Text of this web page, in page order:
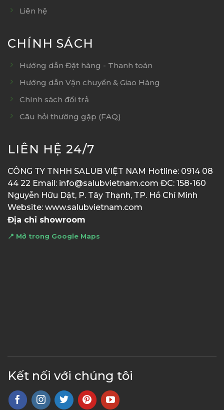
Liên hệ
CHÍNH SÁCH
Hướng dẫn Đặt hàng - Thanh toán
Hướng dẫn Vận chuyển & Giao Hàng
Chính sách đổi trả
Câu hỏi thường gặp (FAQ)
LIÊN HỆ 24/7
CÔNG TY TNHH SALUB VIỆT NAM Hotline: 0914 08
44 22 Email: info@salubvietnam.com ĐC: 158-160
Nguyễn Hữu Dật, P. Tây Thạnh, TP. Hồ Chí Minh
Website: www.salubvietnam.com
Địa chỉ showroom
📍 Mở trong Google Maps
Kết nối với chúng tôi